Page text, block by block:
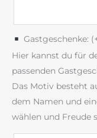
Gastgeschenke:
Hier kannst du für
passenden
Das Motiv besteht
dem Namen und
wählen und Freude